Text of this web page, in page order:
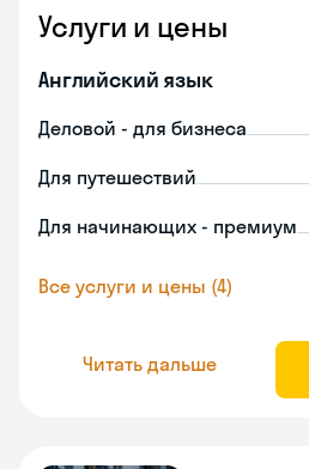
Услуги и цены
Английский язык
Деловой - для бизнеса
Для путешествий
Для начинающих - премиум
Все услуги и цены (4)
Читать дальше